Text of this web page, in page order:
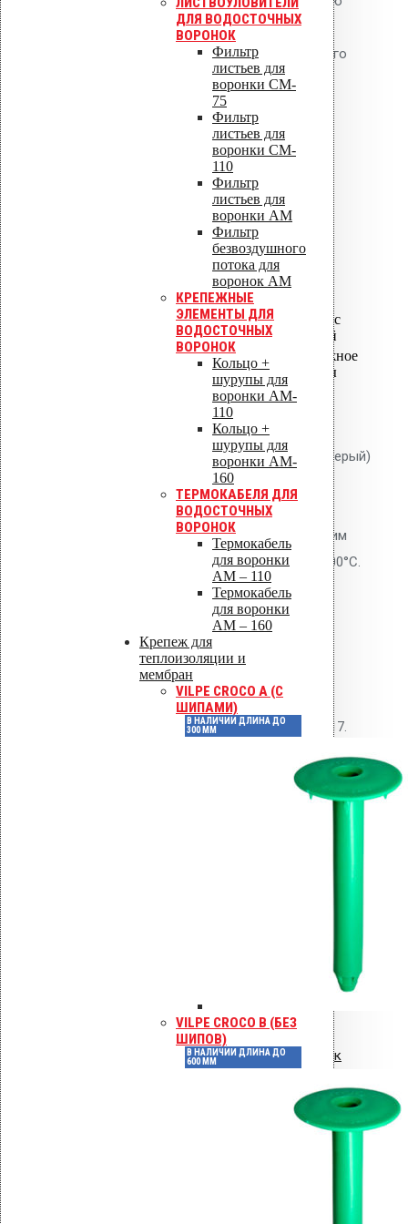
ДЛЯ ВОДОСТОЧНЫХ
ВОРОНОК
Фильтр
листьев для
воронки CM-
75
Фильтр
листьев для
воронки CM-
110
Фильтр
листьев для
воронки AM
Фильтр
безвоздушного
потока для
воронок AM
КРЕПЕЖНЫЕ
ЭЛЕМЕНТЫ ДЛЯ
ВОДОСТОЧНЫХ
ВОРОНОК
Кольцо +
шурупы для
воронки AM-
110
Кольцо +
шурупы для
воронки AM-
160
ТЕРМОКАБЕЛЯ ДЛЯ
ВОДОСТОЧНЫХ
ВОРОНОК
Термокабель
для воронки
AM – 110
Термокабель
для воронки
AM – 160
Крепеж для
теплоизоляции и
мембран
VILPE CROCO A (С
ШИПАМИ)
В НАЛИЧИИ ДЛИНА ДО
300 ММ
VILPE CROCO B (БЕЗ
ШИПОВ)
В НАЛИЧИИ ДЛИНА ДО
600 ММ
химическую совместимость и
максимальную прочность сварного
Технические
характеристики
160 мм
345 мм
ПВХ Alkorplan
тёмно-серый
Материал
Полипропилен с
теплоизоляцией
Комплектация
Фланец, крепёжное
кольцо, шурупы
Применение
Воронка AM-160 (345 мм, тёмно-серый)
применяется на кровлях из ПВХ
мембран Alkorplan. Фланец
приваривается к мембране горячим
воздухом при температуре 400-500°C.
Рекомендуется установка
Нормативные
документы
СП 30.13330.2016, СП 17.13330.2017.
Материал изготовления
ПВХ
Пластик
Всегда в
наличии